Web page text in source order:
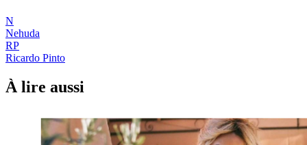
N
Nehuda
RP
Ricardo Pinto
À lire aussi